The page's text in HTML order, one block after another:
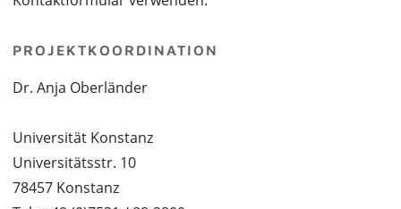
PROJEKTKOORDINATION
Dr. Anja Oberländer
Universität Konstanz
Universitätsstr. 10
78457 Konstanz